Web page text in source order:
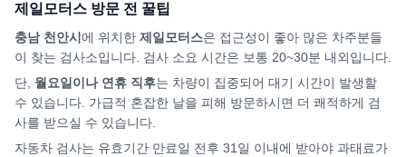
제일모터스 방문 전 꿀팁
충남 천안시 에 위치한 제일모터스은 접근성이 좋아 많은 차주분들
이 찾는 검사소입니다. 검사 소요 시간은 보통 20~30분 내외입니다.
단, 월요일이나 연휴 직후는 차량이 집중되어 대기 시간이 발생할
수 있습니다. 가급적 혼잡한 날을 피해 방문하시면 더 쾌적하게 검
사를 받으실 수 있습니다.
자동차 검사는 유효기간 만료일 전후 31일 이내에 받아야 과태료가